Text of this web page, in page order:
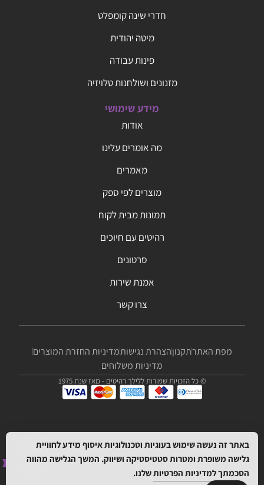
חדרי שינה קומפלט
מיטה יהודית
פינות עבודה
מזנונים ושולחנות טלויזיה
מידע שימושי
אודות
מה אומרים עלינו
מאמרים
מוצרים לפי ספק
תמונות מבית לקוח
רהיטים עם חיוכים
סרטונים
אמנת שירות
צרו קשר
מפת האתרתקנוןהצהרת נגישותמדיניות החזרת המוצרים
מדיניות משלוחים
© כל הזכויות שמורות ללילך רהיטים - מאז שנת 1975
באתר זה נעשה שימוש בעוגיות וטכנולוגיות איסוף מידע לחוויית
גלישה משופרת ומטרות סטטיסטיקה ושיווק. המשך הגלישה מהווה
הסכמתךלמדיניות הפרטיותשלנו.